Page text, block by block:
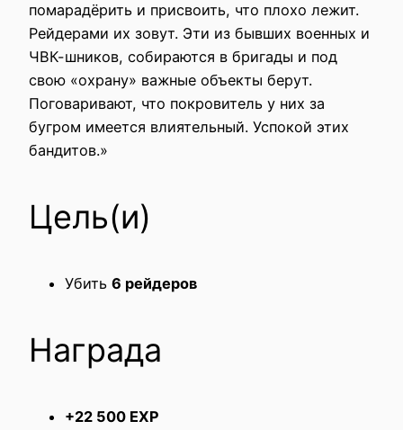
помарадёрить и присвоить, что плохо лежит.
Рейдерами их зовут. Эти из бывших военных и
ЧВК-шников, собираются в бригады и под
свою «охрану» важные объекты берут.
Поговаривают, что покровитель у них за
бугром имеется влиятельный. Успокой этих
бандитов.»
Цель(и)
Убить 6 рейдеров
Награда
+22 500 EXP